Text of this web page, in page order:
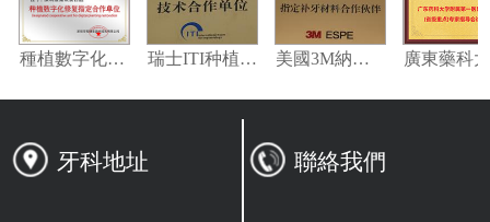
牙科地址 聯絡我們